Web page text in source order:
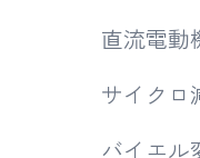
直流電動
サイクロ
バイエル